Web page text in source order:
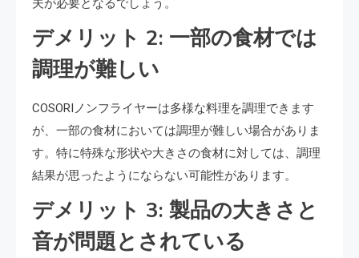
夫が必要となるでしょう。
デメリット 2: 一部の食材では
調理が難しい
COSORIノンフライヤーは多様な料理を調理できます
が、一部の食材においては調理が難しい場合がありま
す。特に特殊な形状や大きさの食材に対しては、調理
結果が思ったようにならない可能性があります。
デメリット 3: 製品の大きさと
音が問題とされている